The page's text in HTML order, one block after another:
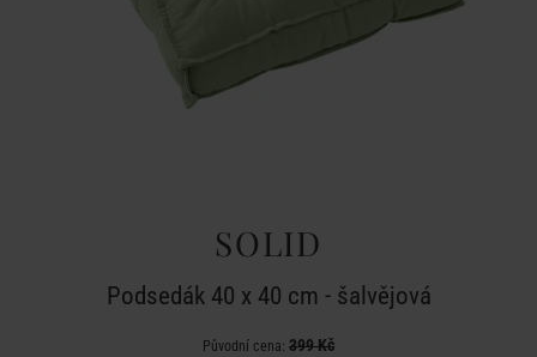
SOLID
Podsedák 40 x 40 cm - šalvějová
Původní cena: 399 Kč